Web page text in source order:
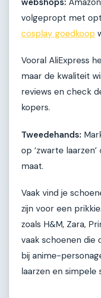
volgepropt met
cosplay goedkoop
Vooral AliExpress
maar de kwaliteit
reviews en check
kopers.
Tweedehands:
op ‘zwarte
maat.
Vaak vind je
zijn voor een prikkie.
zoals H&M, Zara,
vaak schoenen die
bij anime-
laarzen en simpele